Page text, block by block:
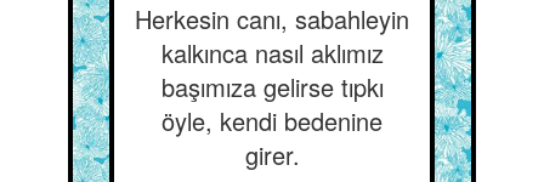
Herkesin canı, sabahleyin
kalkınca nasıl aklımız
başımıza gelirse tıpkı
öyle, kendi bedenine
girer.